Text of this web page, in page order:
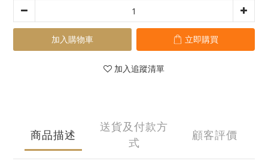
加入購物車 立即購買
加入追蹤清單
商品描述
送貨及付款方
式
顧客評價